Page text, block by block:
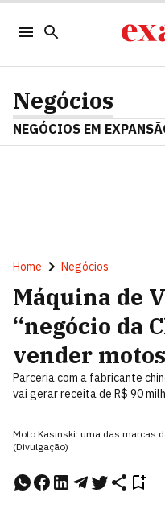
Negócios
NEGÓCIOS EM
Home Negócios
Máquina de
“negócio da
vender motos
Parceria com a fabricante
vai gerar receita de R$ 90
Moto Kasinski: uma das marcas
(Divulgação)